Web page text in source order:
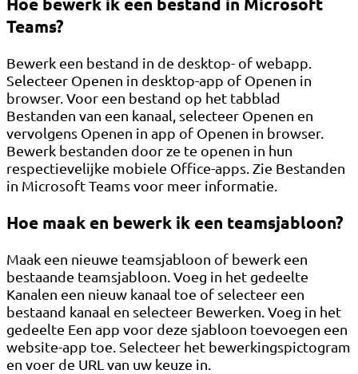
Teams?
Bewerk een bestand in de desktop- of webapp.
Selecteer Openen in desktop-app of Openen in
browser. Voor een bestand op het tabblad
Bestanden van een kanaal, selecteer Openen en
vervolgens Openen in app of Openen in browser.
Bewerk bestanden door ze te openen in hun
respectievelijke mobiele Office-apps. Zie Bestanden
in Microsoft Teams voor meer informatie.
Hoe maak en bewerk ik een teamsjabloon?
Maak een nieuwe teamsjabloon of bewerk een
bestaande teamsjabloon. Voeg in het gedeelte
Kanalen een nieuw kanaal toe of selecteer een
bestaand kanaal en selecteer Bewerken. Voeg in het
gedeelte Een app voor deze sjabloon toevoegen een
website-app toe. Selecteer het bewerkingspictogram
en voer de URL van uw keuze in.